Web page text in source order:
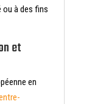
à des fins
et
en